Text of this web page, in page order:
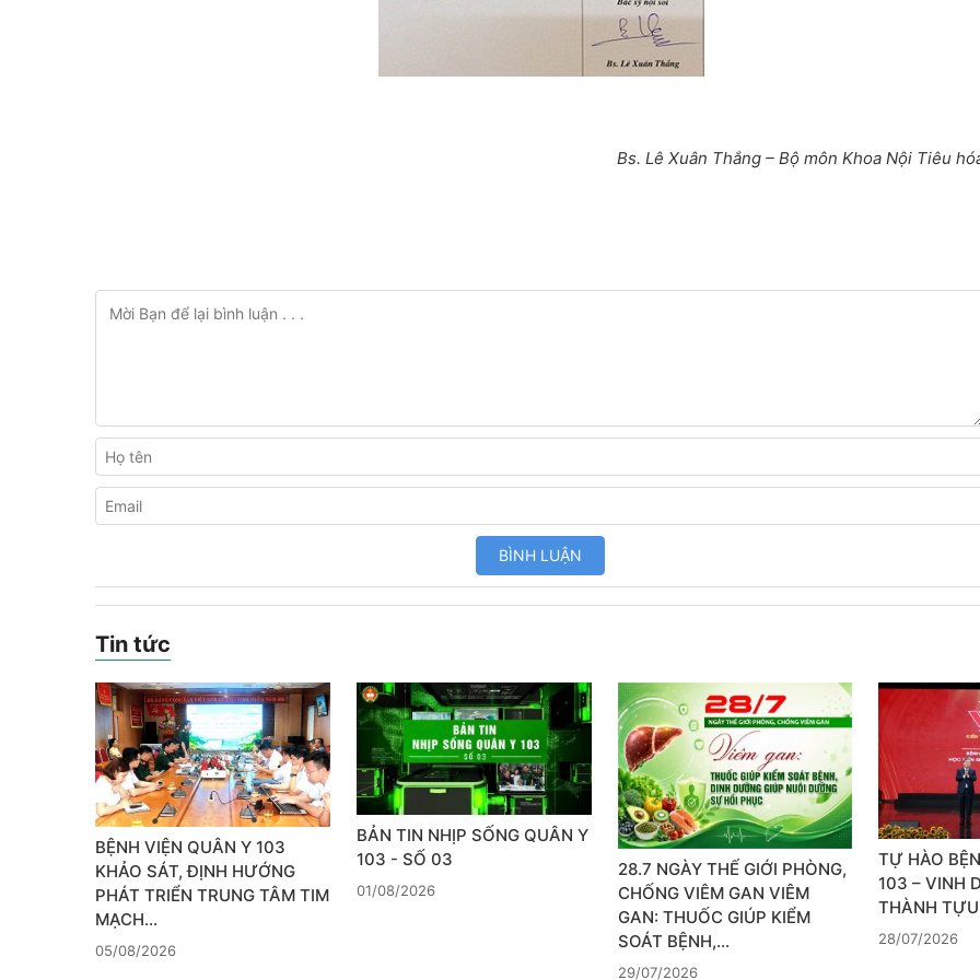
Bs. Lê Xuân Thắng – Bộ môn Khoa Nội Tiêu
Tin tức
BỆNH VIỆN QUÂN Y 103
KHẢO SÁT, ĐỊNH HƯỚNG
PHÁT TRIỂN TRUNG TÂM TIM
MẠCH…
05/08/2026
BẢN TIN NHỊP SỐNG QUÂN Y
103 - SỐ 03
01/08/2026
28.7 NGÀY THẾ GIỚI PHÒNG,
CHỐNG VIÊM GAN VIÊM
GAN: THUỐC GIÚP KIỂM
SOÁT BỆNH,…
29/07/2026
TỰ HÀO
103 – VINH
THÀNH
28/07/2026